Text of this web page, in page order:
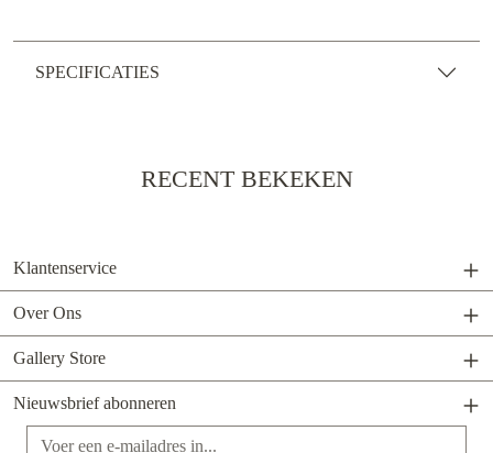
SPECIFICATIES
RECENT BEKEKEN
Klantenservice
Over Ons
Gallery Store
Nieuwsbrief abonneren
E-mailadres*